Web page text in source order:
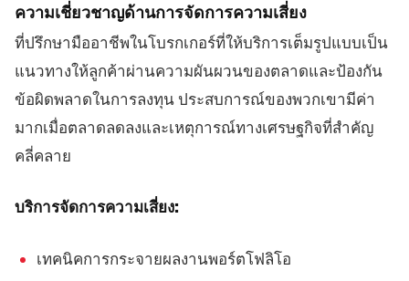
ความเชี่ยวชาญด้านการจัดการความเสี่ยง
ที่ปรึกษามืออาชีพในโบรกเกอร์ที่ให้บริการเต็มรูปแบบเป็น
แนวทางให้ลูกค้าผ่านความผันผวนของตลาดและป้องกัน
ข้อผิดพลาดในการลงทุน ประสบการณ์ของพวกเขามีค่า
มากเมื่อตลาดลดลงและเหตุการณ์ทางเศรษฐกิจที่สำคัญ
คลี่คลาย
บริการจัดการความเสี่ยง:
เทคนิคการกระจายผลงานพอร์ตโฟลิโอ